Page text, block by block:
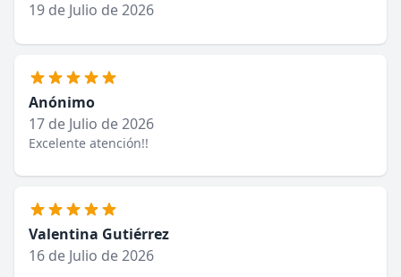
19 de Julio de 2026
Anónimo
17 de Julio de 2026
Excelente atención!!
Valentina Gutiérrez
16 de Julio de 2026